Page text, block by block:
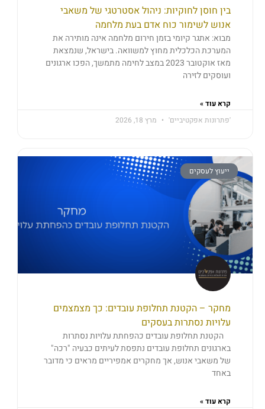
בין חוסן לחוקיות: ניהול אסטרטגי של משאבי
אנוש לשימור כוח אדם בעת מלחמה
מבוא: אתגר קיומי בזמן חירום מלחמה אינה מותירה את
המערכת הכלכלית מחוץ למשוואה. בישראל, שנמצאת
מאז אוקטובר 2023 במצב לחימה מתמשך, הפכו ארגונים
ועוסקים לזירה
קרא עוד »
'פתרונות אפקטיביים'
מרץ 18, 2026
ייעוץ לעסקים
מחקר – הקטנת תחלופת עובדים: כך מצמצמים
עלויות נסתרות בעסקים
הקטנת תחלופת עובדים כהפחתת עלויות נסתרות
בארגונים תחלופת עובדים נתפסת לעיתים כבעיה "רכה"
של משאבי אנוש, אך מחקרים אמפיריים מראים כי מדובר
באחד
קרא עוד »